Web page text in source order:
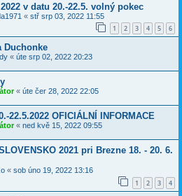
v datu 20.-22.5. volný pokec
« stř srp 03, 2022 11:55
1 2 3 4 5 6
Duchonke
« úte srp 02, 2022 20:23
« úte čer 28, 2022 22:05
22.5.2022 OFICIÁLNÍ INFORMACE
« ned kvě 15, 2022 09:55
2021 pri Brezne 18. - 20. 6.
« sob úno 19, 2022 13:16
1 2 3 4